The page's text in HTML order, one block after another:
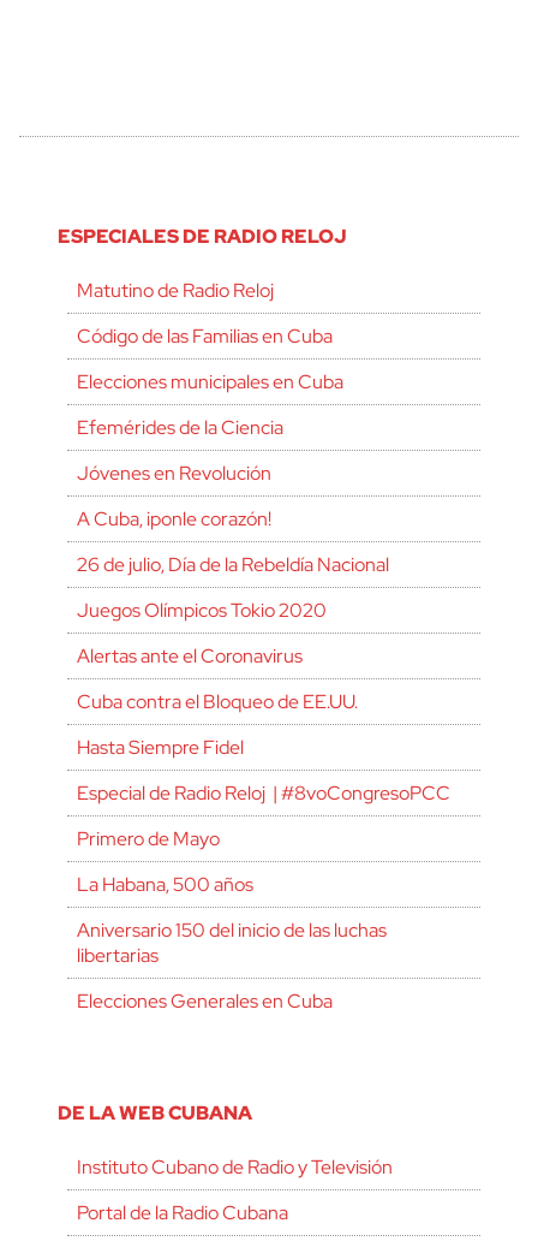
ESPECIALES DE RADIO RELOJ
Matutino de Radio Reloj
Código de las Familias en Cuba
Elecciones municipales en Cuba
Efemérides de la Ciencia
Jóvenes en Revolución
A Cuba, ¡ponle corazón!
26 de julio, Día de la Rebeldía Nacional
Juegos Olímpicos Tokio 2020
Alertas ante el Coronavirus
Cuba contra el Bloqueo de EE.UU.
Hasta Siempre Fidel
Especial de Radio Reloj | #8voCongresoPCC
Primero de Mayo
La Habana, 500 años
Aniversario 150 del inicio de las luchas
libertarias
Elecciones Generales en Cuba
DE LA WEB CUBANA
Instituto Cubano de Radio y Televisión
Portal de la Radio Cubana